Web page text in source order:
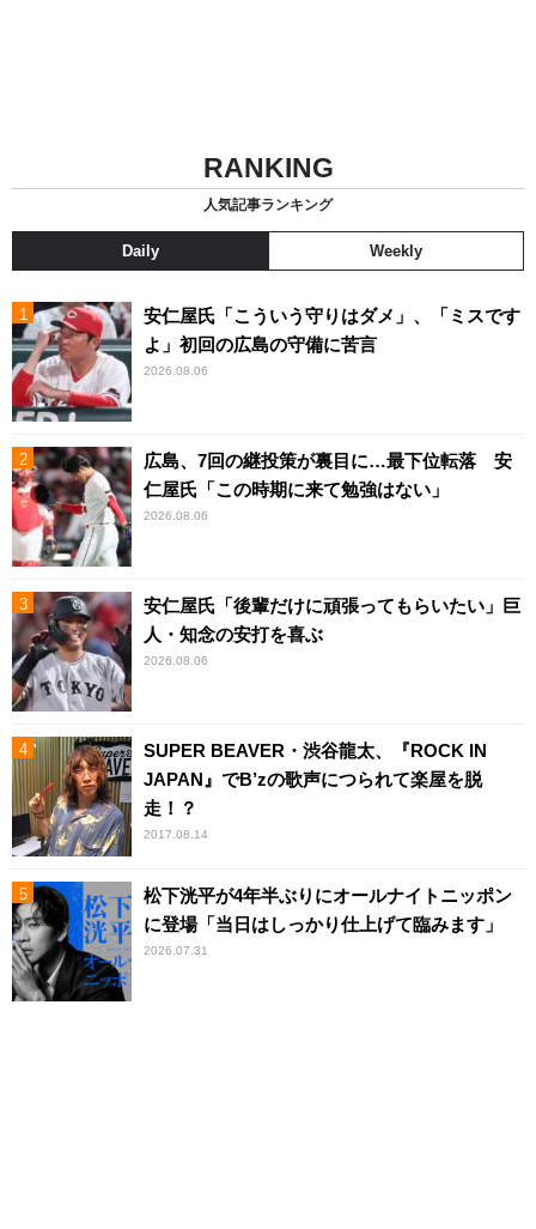
RANKING
人気記事ランキング
Daily Weekly
安仁屋氏「こういう守りはダメ」、「ミスです
よ」初回の広島の守備に苦言
2026.08.06
広島、7回の継投策が裏目に…最下位転落 安
仁屋氏「この時期に来て勉強はない」
2026.08.06
安仁屋氏「後輩だけに頑張ってもらいたい」巨
人・知念の安打を喜ぶ
2026.08.06
SUPER BEAVER・渋谷龍太、『ROCK IN
JAPAN』でB’zの歌声につられて楽屋を脱
走！？
2017.08.14
松下洸平が4年半ぶりにオールナイトニッポン
に登場「当日はしっかり仕上げて臨みます」
2026.07.31